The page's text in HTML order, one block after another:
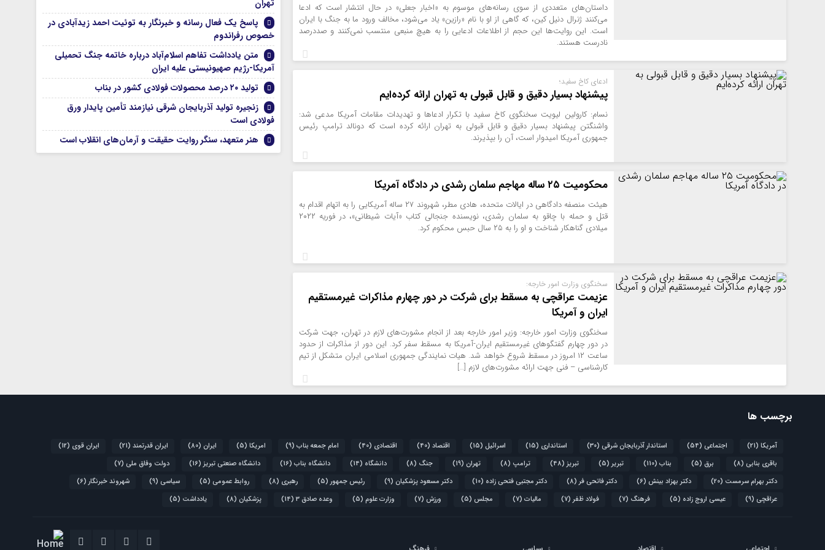
داستان‌های متعددی از سوی رسانه‌های موسوم به «اخبار جعلی» در حال انتشار است که ادعا
می‌کنند ژنرال دنیل کین، که گاهی از او با نام «رازین» یاد می‌شود، مخالف ورود ما به جنگ با ایران
است. این روایت‌ها این حجم از اطلاعات ادعایی را به هیچ منبعی منتسب نمی‌کنند و صددرصد
نادرست هستند.
ادعای کاخ سفید؛
پیشنهاد بسیار دقیق و قابل قبولی به تهران ارائه کرده‌ایم
نسام: کارولین لیویت سخنگوی کاخ سفید با تکرار ادعاها و تهدیدات مقامات آمریکا مدعی شد:
واشنگتن پیشنهاد بسیار دقیق و قابل قبولی به تهران ارائه کرده است که دونالد ترامپ رئیس
جمهوری آمریکا امیدوار است، آن را بپذیرند.
محکومیت ۲۵ ساله مهاجم سلمان رشدی در دادگاه آمریکا
هیئت منصفه دادگاهی در ایالات متحده، هادی مطر، شهروند ۲۷ ساله آمریکایی را به اتهام اقدام به
قتل و حمله با چاقو به سلمان رشدی، نویسنده جنجالی کتاب «آیات شیطانی»، در فوریه ۲۰۲۲
میلادی گناهکار شناخت و او را به ۲۵ سال حبس محکوم کرد.
سخنگوی وزارت امور خارجه:
عزیمت عراقچی به مسقط برای شرکت در دور چهارم مذاکرات غیرمستقیم
ایران و آمریکا
سخنگوی وزارت امور خارجه: وزیر امور خارجه بعد از انجام مشورت‌های لازم در تهران، جهت شرکت
در دور چهارم گفتگوهای غیرمستقیم ایران-آمریکا به مسقط سفر کرد. این دور از مذاکرات از حدود
ساعت ۱۲ امروز در مسقط شروع خواهد شد. هیات نمایندگی جمهوری اسلامی ایران متشکل از تیم
کارشناسی – فنی جهت ارائه مشورت‌های لازم […]
تهران
پاسخ یک فعال رسانه و خبرنگار به توئیت احمد زیدآبادی در
خصوص رفراندوم
متن یادداشت تفاهم اسلام‌آباد درباره خاتمه جنگ تحمیلی
آمریکا-رژیم صهیونیستی علیه ایران
تولید ۲۰ درصد محصولات فولادی کشور در بناب
زنجیره تولید آذربایجان شرقی نیازمند تأمین پایدار ورق
فولادی است
هنر متعهد، سنگر روایت حقیقت و آرمان‌های انقلاب است
برچسب ها
آمریکا (21) اجتماعی (54) استاندار آذربایجان شرقی (30) استانداری (15) اسرائیل (15) اقتصاد (40) اقتصادی (40) امام جمعه بناب (9) امریکا (5) ایران (80) ایران قدرتمند (21) ایران قوی (12)
باقری بنابی (8) برق (5) بناب (110) تبریر (5) تبریز (48) ترامپ (8) تهران (19) جنگ (8) دانشگاه (14) دانشگاه بناب (16) دانشگاه صنعتی تبریز (16) دولت وفاق ملی (7)
دکتر بهرام سرمست (20) دکتر بهزاد بینش (6) دکتر فاتحی فر (8) دکتر مجتبی فتحی زاده (10) دکتر مسعود پزشکیان (9) رئیس جمهور (5) رهبری (8) روابط عمومی (5) سیاسی (9) شهروند خبرنگار (6)
عراقچی (9) عیسی اروج زاده (5) فرهنگ (7) فولاد ظفر (7) مالیات (7) مجلس (5) ورزش (7) وزارت علوم (5) وعده صادق 3 (14) پزشکیان (8) یادداشت (5)